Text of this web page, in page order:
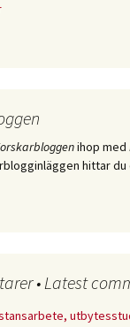
ihop med
hittar du
• Latest